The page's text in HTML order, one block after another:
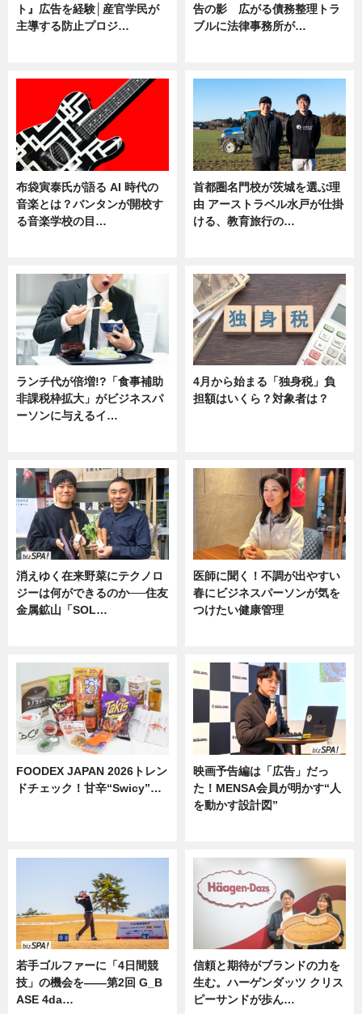
ト』広告を経験│産官学民が
主導する防止プロジ…
告の影 広がる債務整理トラ
ブルに法律事務所が…
布袋寅泰氏が語る AI 時代の
音楽とは？バンタンが開校す
る音楽学校の目…
首都圏名門校が茨城を選ぶ理
由 アーストラベル水戸が仕掛
ける、教育旅行の…
ランチ代が倍増!?「食事補助
非課税枠拡大」がビジネスパ
ーソンに与えるイ…
4月から始まる「独身税」負
担額はいくら？対象者は？
消えゆく在来野菜にテクノロ
ジーは何ができるのか──住友
金属鉱山「SOL…
医師に聞く！不調が出やすい
春にビジネスパーソンが気を
つけたい健康管理
FOODEX JAPAN 2026トレン
ドチェック！甘辛“Swicy”…
映画予告編は「広告」だっ
た！MENSA会員が明かす“人
を動かす設計図”
若手ゴルファーに「4日間競
技」の機会を——第2回 G_B
ASE 4da…
信頼と期待がブランドの力を
生む。ハーゲンダッツ クリス
ピーサンドが歩ん…